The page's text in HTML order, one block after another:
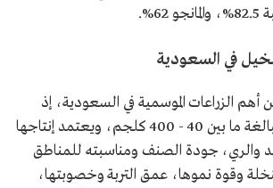
في السعودية
الزراعات الموسمية في السعودية، إذ
يتراوح إنتاج النخلة البالغة ما بين 40 - 400 كلجم، ويعتمد إنتاجها
والري، جودة الصنف ومناسبته للمناطق
وقوة نموها، عمق التربة وخصوبتها،